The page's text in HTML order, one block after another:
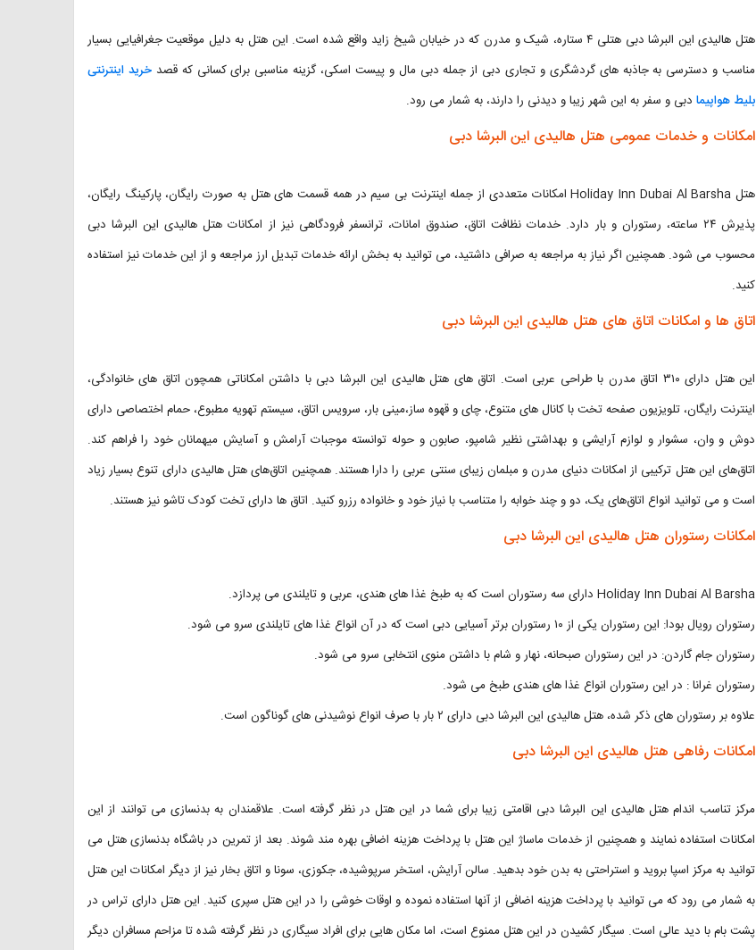
هتل هالیدی این البرشا دبی هتلی ۴ ستاره، شیک و مدرن که در خیابان شیخ زاید واقع شده است. این هتل به دلیل موقعیت جغرافیایی بسیار
مناسب و دسترسی به جاذبه های گردشگری و تجاری دبی از جمله دبی مال و پیست اسکی، گزینه مناسبی برای کسانی که قصدخرید اینترنتی
بلیط هواپیما دبی و سفر به این شهر زیبا و دیدنی را دارند، به شمار می رود.
امکانات و خدمات عمومی هتل هالیدی این البرشا دبی
هتل Holiday Inn Dubai Al Barsha امکانات متعددی از جمله اینترنت بی سیم در همه قسمت های هتل به صورت رایگان، پارکینگ رایگان،
پذیرش ۲۴ ساعته، رستوران و بار دارد. خدمات نظافت اتاق، صندوق امانات، ترانسفر فرودگاهی نیز از امکانات هتل هالیدی این البرشا دبی
محسوب می شود. همچنین اگر نیاز به مراجعه به صرافی داشتید، می توانید به بخش ارائه خدمات تبدیل ارز مراجعه و از این خدمات نیز استفاده
کنید.
اتاق ها و امکانات اتاق های هتل هالیدی این البرشا دبی
این هتل دارای ۳۱۰ اتاق مدرن با طراحی عربی است. اتاق های هتل هالیدی این البرشا دبی با داشتن امکاناتی همچون اتاق های خانوادگی،
اینترنت رایگان، تلویزیون صفحه تخت با کانال های متنوع، چای و قهوه ساز،مینی بار، سرویس اتاق، سیستم تهویه مطبوع، حمام اختصاصی دارای
دوش و وان، سشوار و لوازم آرایشی و بهداشتی نظیر شامپو، صابون و حوله توانسته موجبات آرامش و آسایش میهمانان خود را فراهم کند.
اتاق‌های این هتل ترکیبی از امکانات دنیای مدرن و مبلمان زیبای سنتی عربی را دارا هستند. همچنین اتاق‌‌های هتل هالیدی دارای تنوع بسیار زیاد
است و می توانید انواع اتاق‌های یک، دو و چند خوابه را متناسب با نیاز خود و خانواده رزرو کنید. اتاق ها دارای تخت کودک تاشو نیز هستند.
امکانات رستوران هتل هالیدی این البرشا دبی
Holiday Inn Dubai Al Barsha دارای سه رستوران است که به طبخ غذا های هندی، عربی و تایلندی می پردازد.
رستوران رویال بودا: این رستوران یکی از ۱۰ رستوران برتر آسیایی دبی است که در آن انواع غذا های تایلندی سرو می شود.
رستوران جام گاردن: در این رستوران صبحانه، نهار و شام با داشتن منوی انتخابی سرو می شود.
رستوران غرانا : در این رستوران انواع غذا های هندی طبخ می شود.
علاوه بر رستوران های ذکر شده، هتل هالیدی این البرشا دبی دارای ۲ بار با صرف انواع نوشیدنی های گوناگون است.
امکانات رفاهی هتل هالیدی این البرشا دبی
مرکز تناسب اندام هتل هالیدی این البرشا دبی اقامتی زیبا برای شما در این هتل در نظر گرفته است. علاقمندان به بدنسازی می توانند از این
امکانات استفاده نمایند و همچنین از خدمات ماساژ این هتل با پرداخت هزینه اضافی بهره مند شوند. بعد از تمرین در باشگاه بدنسازی هتل می
توانید به مرکز اسپا بروید و استراحتی به بدن خود بدهید. سالن آرایش، استخر سرپوشیده، جکوزی، سونا و اتاق بخار نیز از دیگر امکانات این هتل
به شمار می رود که می توانید با پرداخت هزینه اضافی از آنها استفاده نموده و اوقات خوشی را در این هتل سپری کنید. این هتل دارای تراس در
پشت بام با دید عالی است. سیگار کشیدن در این هتل ممنوع است، اما مکان هایی برای افراد سیگاری در نظر گرفته شده تا مزاحم مسافران دیگر